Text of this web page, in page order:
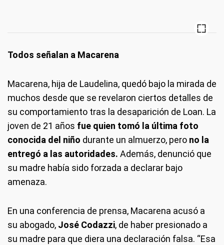
Todos señalan a Macarena
Macarena, hija de Laudelina, quedó bajo la mirada de
muchos desde que se revelaron ciertos detalles de
su comportamiento tras la desaparición de Loan. La
joven de 21 años fue quien tomó la última foto
conocida del niño durante un almuerzo, pero no la
entregó a las autoridades. Además, denunció que
su madre había sido forzada a declarar bajo
amenaza.
En una conferencia de prensa, Macarena acusó a
su abogado, José Codazzi, de haber presionado a
su madre para que diera una declaración falsa. “Esa